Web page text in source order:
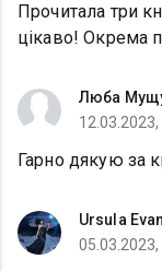
Прочитала три
цікаво! Окрема
Люба
Гарно дякую за
Ursula
05.03.2023,